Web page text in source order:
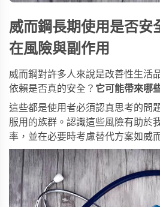
威而鋼長期使用是否安
在風險與副作用
威而鋼對許多人來說是改善性生活
依賴是否真的安全？ 它可能帶來哪
這些都是使用者必須認真思考的問
服用的族群。認識這些風險有助於
率，並在必要時考慮替代方案如 威